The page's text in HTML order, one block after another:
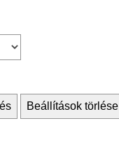
Beállítások törlése